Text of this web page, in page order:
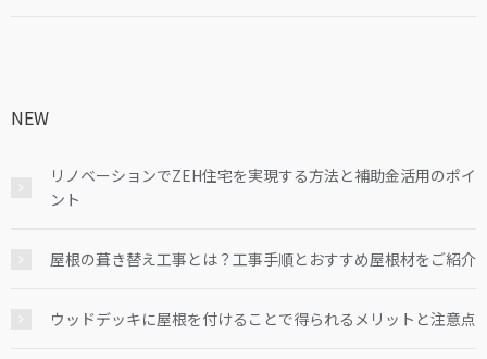
NEW
リノベーションでZEH住宅を実現する方法と補助金活用のポイ
ント
屋根の葺き替え工事とは？工事手順とおすすめ屋根材をご紹介
ウッドデッキに屋根を付けることで得られるメリットと注意点